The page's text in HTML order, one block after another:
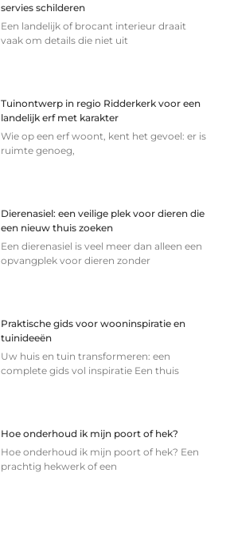
servies schilderen
Een landelijk of brocant interieur draait
vaak om details die niet uit
Tuinontwerp in regio Ridderkerk voor een
landelijk erf met karakter
Wie op een erf woont, kent het gevoel: er is
ruimte genoeg,
Dierenasiel: een veilige plek voor dieren die
een nieuw thuis zoeken
Een dierenasiel is veel meer dan alleen een
opvangplek voor dieren zonder
Praktische gids voor wooninspiratie en
tuinideeën
Uw huis en tuin transformeren: een
complete gids vol inspiratie Een thuis
Hoe onderhoud ik mijn poort of hek?
Hoe onderhoud ik mijn poort of hek? Een
prachtig hekwerk of een